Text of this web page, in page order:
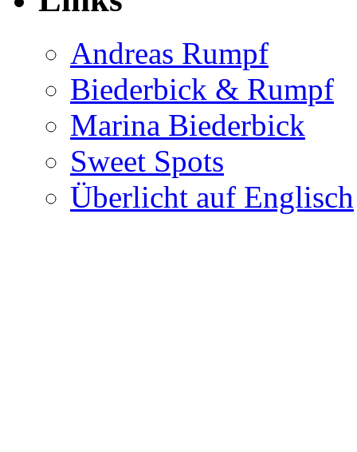
Andreas Rumpf
Biederbick & Rumpf
Marina Biederbick
Sweet Spots
Überlicht auf Englisch